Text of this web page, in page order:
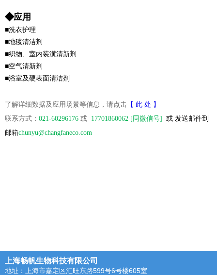
◆应用
■洗衣护理
■地毯清洁剂
■织物、室内装潢清新剂
■空气清新剂
■浴室及硬表面清洁剂
了解详细数据及应用场景等信息，请点击 【 此 处 】
联系方式： 021-60296176 或 17701860062 [ 同微信号]
或 发送邮件到
邮箱chunyu@changfaneco.com
上海畅帆生物科技有限公司
地址：上海市嘉定区汇旺东路599号6号楼605室